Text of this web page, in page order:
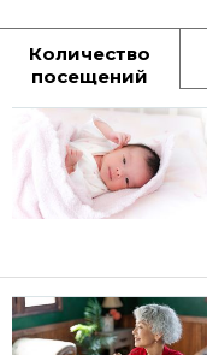
Количество
посещений